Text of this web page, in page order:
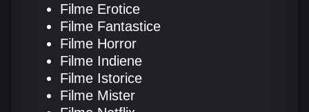
Filme Erotice
Filme Fantastice
Filme Horror
Filme Indiene
Filme Istorice
Filme Mister